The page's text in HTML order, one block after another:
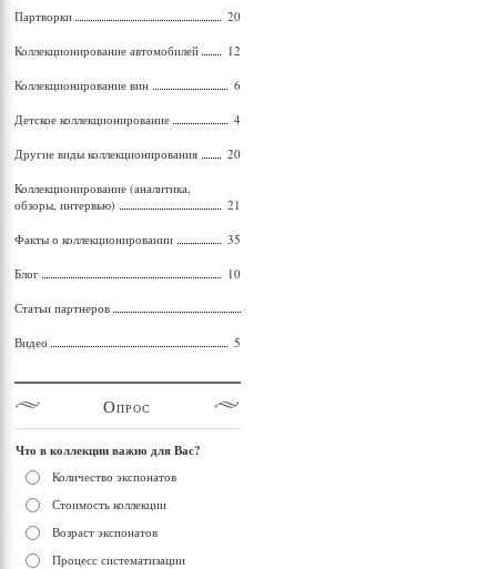
Партворки 20
Коллекционирование автомобилей 12
Коллекционирование вин 6
Детское коллекционирование 4
Другие виды коллекционирования 20
Коллекционирование (аналитика,
обзоры, интервью)
21
Факты о коллекционировании 35
Блог 10
Статьи партнеров
Видео 5
Опрос
Что в коллекции важно для Вас?
Количество экспонатов
Стоимость коллекции
Возраст экспонатов
Процесс систематизации